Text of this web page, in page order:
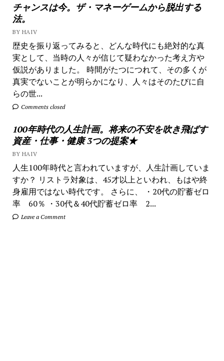
チャンスは今。ザ・マネーゲームから脱出する
法。
BY HAIV
歴史を振り返ってみると、どんな時代にも絶対的な真
実として、当時の人々が信じて疑わなかった考え方や
仮説がありました。 時間がたつにつれて、その多くが
真実でないことが明らかになり、人々はそのたびに自
らの世...
Comments closed
100年時代の人生計画。将来の不安を吹き飛ばす
資産・仕事・健康 3つの提案★
BY HAIV
人生100年時代と言われていますが、人生計画していま
すか？ リストラ対象は、45才以上といわれ、もはや終
身雇用ではない時代です。 さらに、 ・20代の貯蓄ゼロ
率 60％ ・30代＆40代貯蓄ゼロ率 2...
Leave a Comment